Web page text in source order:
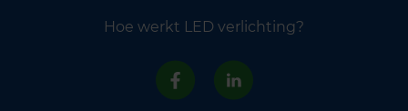
Hoe werkt LED verlichting?